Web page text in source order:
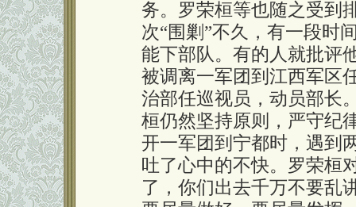
务。罗荣桓等也随之受到
次“围剿”不久，有一段时
能下部队。有的人就批评
被调离一军团到江西军区
治部任巡视员，动员部长
桓仍然坚持原则，严守纪
开一军团到宁都时，遇到
吐了心中的不快。罗荣桓
了，你们出去千万不要乱